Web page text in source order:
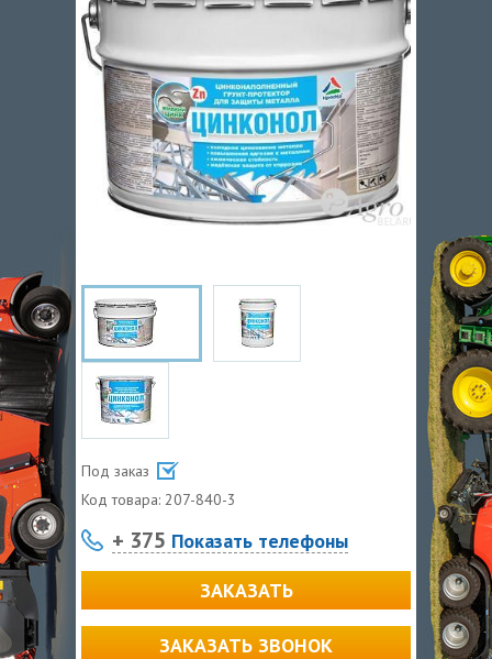
Под заказ
Код товара: 207-840-3
+ 375 Показать телефоны
ЗАКАЗАТЬ
ЗАКАЗАТЬ ЗВОНОК